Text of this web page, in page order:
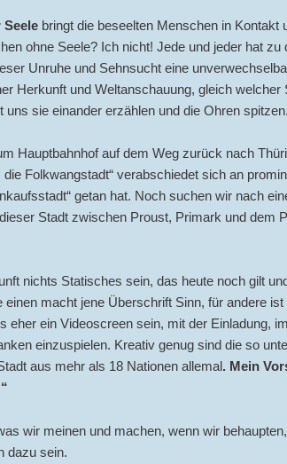
bringt die beseelten Menschen in Kontakt
ohne Seele? Ich nicht! Jede und jeder hat zu
Unruhe und Sehnsucht eine
Herkunft und Weltanschauung, gleich welcher
uns sie einander erzählen und die Ohren spitzen.
Hauptbahnhof auf dem Weg zurück nach
Folkwangstadt“ verabschiedet sich an
getan hat. Noch suchen wir nach
Stadt zwischen Proust, Primark und dem
nichts Statisches sein, das heute noch gilt
einen macht jene Überschrift Sinn, für andere ist
eher ein Videoscreen sein, mit der Einladung,
einzuspielen. Kreativ genug sind die so
aus mehr als 18 Nationen allemal. Mein
wir meinen und machen, wenn wir behaupten,
dazu sein.